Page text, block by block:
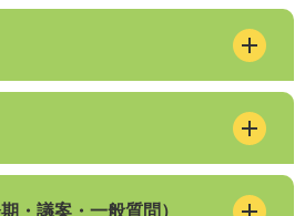
・議案・一般質問）